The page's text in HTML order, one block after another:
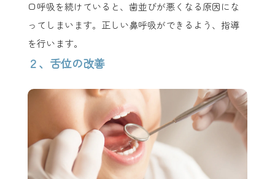
口呼吸を続けていると、歯並びが悪くなる原因にな
ってしまいます。正しい鼻呼吸ができるよう、指導
を行います。
２、舌位の改善